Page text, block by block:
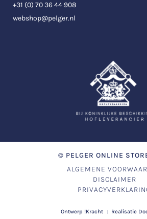
+31 (0) 70 36 44 908
webshop@pelger.nl
© PELGER ONLINE
ALGEMENE
DISCLAIMER
Ontwerp !Kracht Realisatie